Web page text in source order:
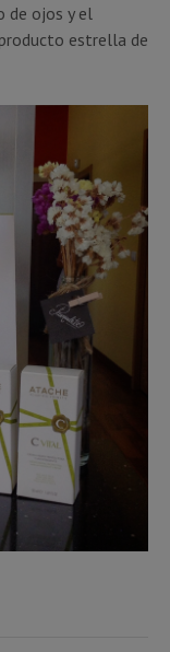
de ojos y el
estrella de